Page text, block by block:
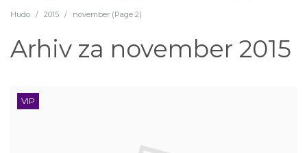
Hudo / 2015 / november (Page 2)
Arhiv za november 2015
VIP